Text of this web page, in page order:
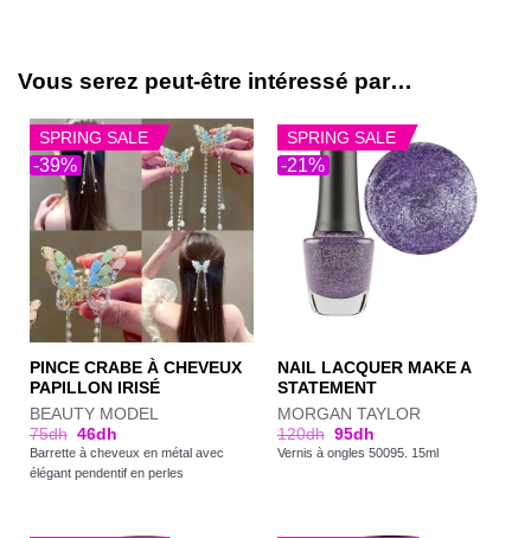
Vous serez peut-être intéressé par…
-39%
SPRING SALE
PINCE CRABE À CHEVEUX
PAPILLON IRISÉ
BEAUTY MODEL
75dh 46dh
Barrette à cheveux en métal avec
élégant pendentif en perles
-21%
SPRING SALE
NAIL LACQUER MAKE A
STATEMENT
MORGAN TAYLOR
120dh 95dh
Vernis à ongles 50095. 15ml